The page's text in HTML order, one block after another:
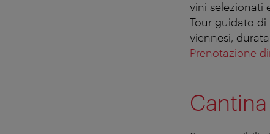
vini selezionati
Tour guidato
viennesi,
Prenotazione